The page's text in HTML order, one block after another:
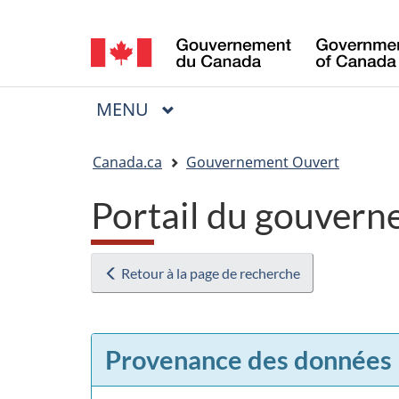
de
la
langue
Menu
MENU PRINCIPAL
Canada.ca Gouvernement Ouvert
Portail du
Retour à la page de recherche
Provenance des données